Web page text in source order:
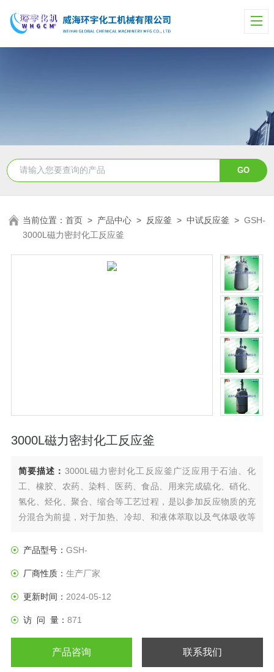
当前位置：首页 > 产品中心 > 反应釜 >中试反应釜 >GSH-
3000L磁力密封化工反应釜
3000L磁力密封化工反应釜
简要描述： 3000L磁力密封化工反应釜广泛应用于石油、化
工、橡胶、农药、染料、医药、食品、用来完成硫化、硝化、
氢化、烃化、聚合、缩合等工艺过程，是以参加反应物质的充
分混合为前提，对于加热、冷却、和液体萃取以及气体吸收等
工，制药等行业理想的所需设备。
产品型号： GSH-
厂商性质： 生产厂家
更新时间： 2024-05-12
访 问 量： 871
产品咨询 联系我们